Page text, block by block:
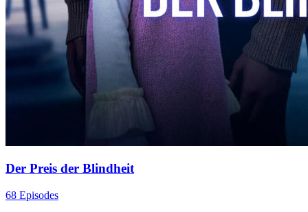
Der Preis der Blindheit
68 Episodes